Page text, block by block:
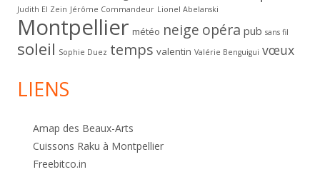
Judith El Zein Jérôme Commandeur Lionel Abelanski
Montpellier météo neige opéra pub sans fil
soleil Sophie Duez temps valentin Valérie Benguigui vœux
LIENS
Amap des Beaux-Arts
Cuissons Raku à Montpellier
Freebitco.in